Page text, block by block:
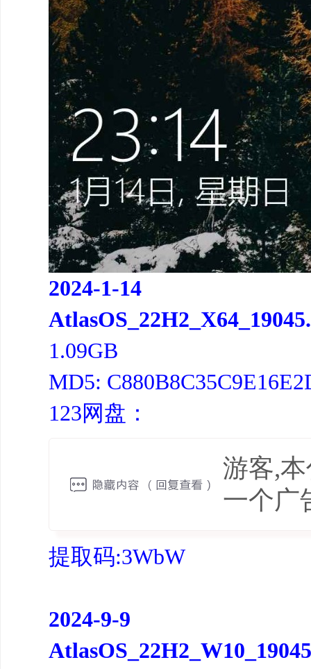
2024-1-14
1.09GB
MD5:
123网盘：
游客,
一个广
提取码:3WbW
2024-9-9